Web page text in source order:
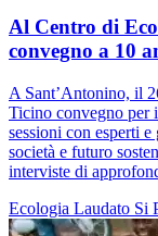
Al Centro di
convegno a 10
A Sant’Antonino, il
Ticino convegno per
sessioni con esperti
società e futuro
interviste di
Ecologia Laudato Si